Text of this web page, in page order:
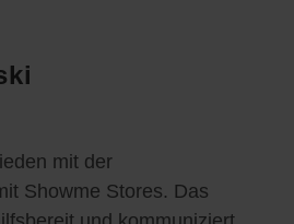
mit der
Showme Stores. Das